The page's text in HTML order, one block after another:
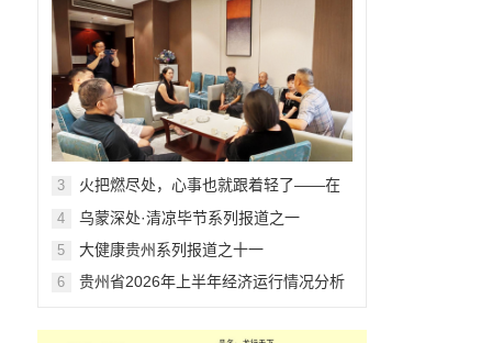
3
火把燃尽处，心事也就跟着轻了——在
4 乌蒙深处·清凉毕节系列报道之一
5 大健康贵州系列报道之十一
6
贵州省2026年上半年经济运行情况分析